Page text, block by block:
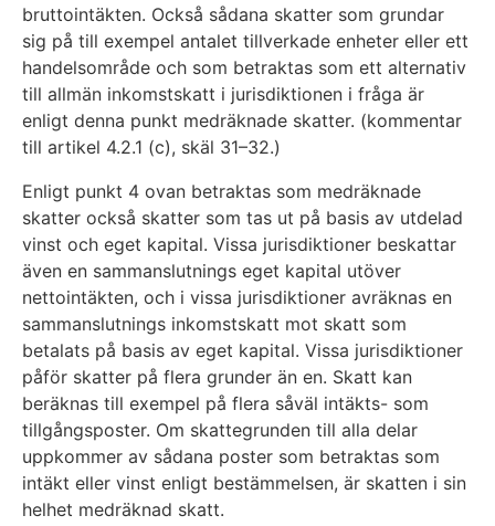
bruttointäkten. Också sådana skatter som grundar
sig på till exempel antalet tillverkade enheter eller ett
handelsområde och som betraktas som ett alternativ
till allmän inkomstskatt i jurisdiktionen i fråga är
enligt denna punkt medräknade skatter. (kommentar
till artikel 4.2.1 (c), skäl 31–32.)
Enligt punkt 4 ovan betraktas som medräknade
skatter också skatter som tas ut på basis av utdelad
vinst och eget kapital. Vissa jurisdiktioner beskattar
även en sammanslutnings eget kapital utöver
nettointäkten, och i vissa jurisdiktioner avräknas en
sammanslutnings inkomstskatt mot skatt som
betalats på basis av eget kapital. Vissa jurisdiktioner
påför skatter på flera grunder än en. Skatt kan
beräknas till exempel på flera såväl intäkts- som
tillgångsposter. Om skattegrunden till alla delar
uppkommer av sådana poster som betraktas som
intäkt eller vinst enligt bestämmelsen, är skatten i sin
helhet medräknad skatt.